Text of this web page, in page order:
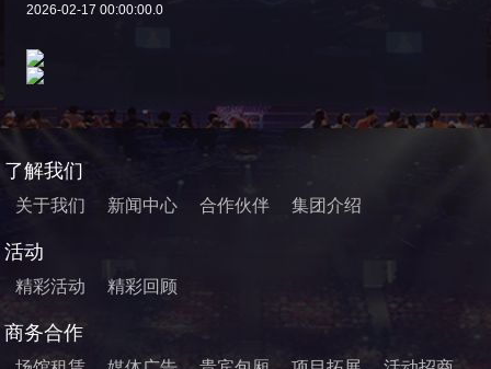
2026-02-17 00:00:00.0
了解我们
关于我们 新闻中心 合作伙伴 集团介绍
活动
精彩活动 精彩回顾
商务合作